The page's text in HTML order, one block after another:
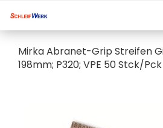
Mirka Abranet-Grip Streifen
198mm; P320; VPE 50 Stck/Pck